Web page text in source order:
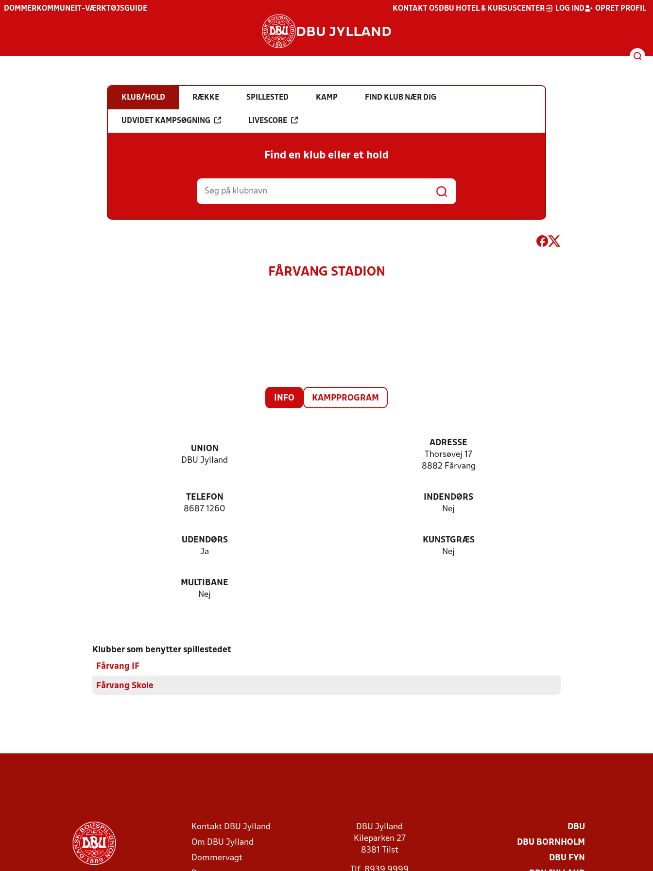
DOMMER KOMMUNE IT-VÆRKTØJSGUIDE KONTAKT OS DBU HOTEL & KURSUSCENTER LOG IND OPRET PROFIL
DBU JYLLAND
KLUB/HOLD RÆKKE SPILLESTED KAMP FIND KLUB NÆR DIG
UDVIDET KAMPSØGNING LIVESCORE
Find en klub eller et hold
FÅRVANG STADION
INFO KAMPPROGRAM
UNION
DBU Jylland
ADRESSE
Thorsøvej 17
8882 Fårvang
TELEFON
8687 1260
INDENDØRS
Nej
UDENDØRS
Ja
KUNSTGRÆS
Nej
MULTIBANE
Nej
Klubber som benytter spillestedet
Fårvang IF
Fårvang Skole
Kontakt DBU Jylland
Om DBU Jylland
Dommervagt
DBU Jylland
Kileparken 27
8381 Tilst
DBU
DBU BORNHOLM
DBU FYN